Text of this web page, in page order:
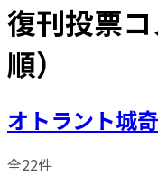
復刊投票
順）
オトラント城
全22件